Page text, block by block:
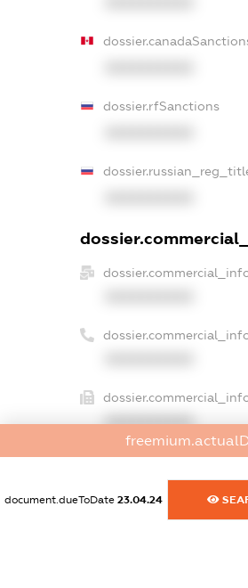
dossier.rfSanctions
XXXXXXXXXX
XXXXXXXXXX
document.dueToDate 23.04.24